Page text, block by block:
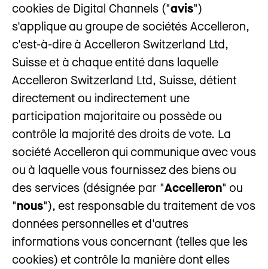
cookies de Digital Channels ("avis")
s'applique au groupe de sociétés Accelleron,
c'est-à-dire à Accelleron Switzerland Ltd,
Suisse et à chaque entité dans laquelle
Accelleron Switzerland Ltd, Suisse, détient
directement ou indirectement une
participation majoritaire ou possède ou
contrôle la majorité des droits de vote. La
société Accelleron qui communique avec vous
ou à laquelle vous fournissez des biens ou
des services (désignée par "Accelleron" ou
"nous"), est responsable du traitement de vos
données personnelles et d'autres
informations vous concernant (telles que les
cookies) et contrôle la manière dont elles